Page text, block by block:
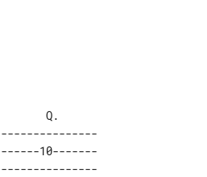
10-------